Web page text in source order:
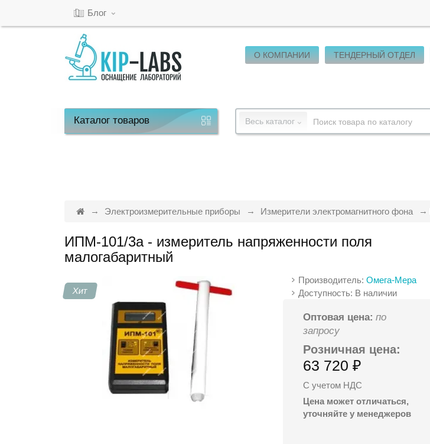
Блог
О КОМПАНИИ ТЕНДЕРНЫЙ ОТДЕЛ
Каталогтоваров Весь каталог
Электроизмерительные приборы Измерители электромагнитного фона
ИПМ-101/3а - измеритель напряженности поля
малогабаритный
Хит
Производитель:Омега-Мера
Доступность: В наличии
Оптовая цена: по
запросу
Розничная цена:
63 720 ₽
С учетом НДС
Цена может отличаться,
уточняйте у менеджеров